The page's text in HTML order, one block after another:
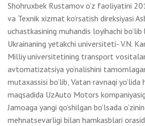
Shohruxbek Rustamov o’z faoliyatini
va Texnik xizmat ko’rsatish direksiyasi
uchastkasining muhandis loyihachi bo’lib
Ukrainaning yetakchi universiteti- V.N.
Milliy universitetining transport
avtomatizatsiya yo’nalishini
mutaxassisi bo’lib, Vatan ravnaqi yo’lida
maqsadida UzAuto Motors
Jamoaga yangi qo’shilgan bo’lsada
mehnatsevarligi bilan hamkasblari